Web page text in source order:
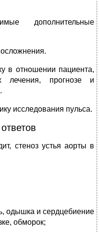
дополнительные
в отношении пациента,
лечения, прогнозе и
исследования пульса.
стеноз устья аорты в
одышка и сердцебиение
обморок;